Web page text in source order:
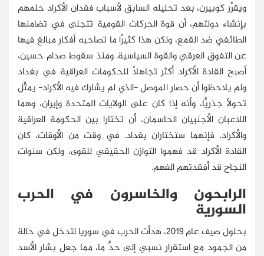
ويقرِّر كوبيرن، بعد تحليله السابق لأسباب فقدان الأكراد حلمهم
بإنشاء دولتهم، أن قوة الحركات القومية تتجلى في تضامنها
الطائفي ضد القمع، ولكن هذا كثيرًا ما تصاحبه أفكار مبالغ فيها
عن التفوق العرقي والقوة السياسية. ومنذ سقوط صدام حسين،
أصبح القادة الأكراد أكثر تجاهلًا للحكومات العراقية في بغداد
ولم يلاحظوا أن حصار الموصل -الذي لم يشارك فيه الأكراد- يمثِّل
تحولًا جذريًّا، وأنه إذا كان على الولايات المتحدة وإيران، وهما
اللاعبان الأجنبيان الحاسمان، أن تختارا بين الحكومة العراقية
والأكراد، فإنهما ستختاران بغداد. في وقت من الأوقات، كان
القادة الأكراد قد فهموا التوازن الحقيقي للقوى، ولكن سنوات
النجاح قد أفقدتهم الفهم.
الرابحون والخاسرون في الحرب
السورية
بحلول صيف عام 2019، هدأت الحرب في سوريا لتدخل في حالة
من الجمود مع استقرار نسبي إلى حدٍّ ما، مما جعل بشار الأسد